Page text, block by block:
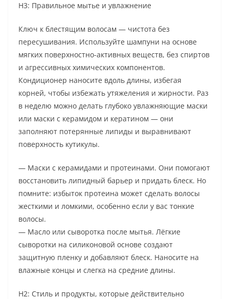
H3: Правильное мытье и увлажнение
Ключ к блестящим волосам — чистота без
пересушивания. Используйте шампуни на основе
мягких поверхностно-активных веществ, без спиртов
и агрессивных химических компонентов.
Кондиционер наносите вдоль длины, избегая
корней, чтобы избежать утяжеления и жирности. Раз
в неделю можно делать глубоко увлажняющие маски
или маски с керамидом и кератином — они
заполняют потерянные липиды и выравнивают
поверхность кутикулы.
— Маски с керамидами и протеинами. Они помогают
восстановить липидный барьер и придать блеск. Но
помните: избыток протеина может сделать волосы
жесткими и ломкими, особенно если у вас тонкие
волосы.
— Масло или сыворотка после мытья. Лёгкие
сыворотки на силиконовой основе создают
защитную пленку и добавляют блеск. Наносите на
влажные концы и слегка на средние длины.
H2: Стиль и продукты, которые действительно